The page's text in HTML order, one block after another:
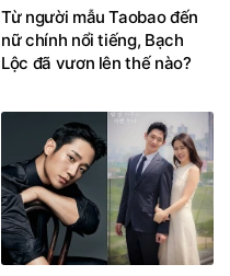
Từ người mẫu Taobao đến
nữ chính nổi tiếng, Bạch
Lộc đã vươn lên thế nào?